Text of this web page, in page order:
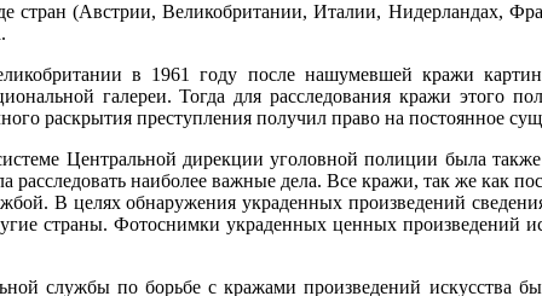
стран (Австрии, Великобритании, Италии, Нидерландах,
в 1961 году после нашумевшей кражи
галереи. Тогда для расследования кражи этого
раскрытия преступления получил право на постоянное
Центральной дирекции уголовной полиции была
расследовать наиболее важные дела. Все кражи, так же как
В целях обнаружения украденных произведений
страны. Фотоснимки украденных ценных произведений
службы по борьбе с кражами произведений искусства